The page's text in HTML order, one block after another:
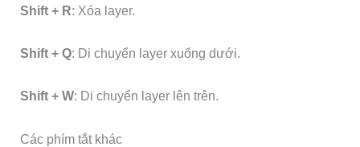
Shift + R: Xóa layer.
Shift + Q: Di chuyển layer xuống dưới.
Shift + W: Di chuyển layer lên trên.
Các phím tắt khác